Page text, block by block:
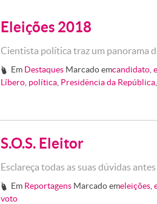
Eleições 2018
Cientista política traz um panorama
# Em Destaques Marcado emcandidato ,
Líbero política Presidência da República
S.O.S. Eleitor
Esclareça todas as suas dúvidas
# Em Reportagens Marcado emeleições ,
voto